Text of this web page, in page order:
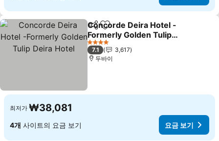
공유 즐겨찾기에 추가
Concorde Deira Hotel -
Formerly Golden Tulip
Deira Hotel
요금 보기
4 성급
7.1
3,617
두바이
최저가 ₩38,081
4개 사이트의 요금 보기 요금 보기